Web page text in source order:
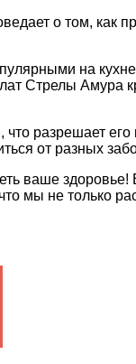
о том, как
на
Стрелы
разрешает его
от разных
ваше здоровье!
мы не только